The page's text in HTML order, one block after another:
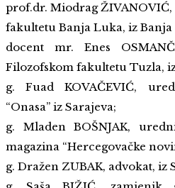
prof.dr. Miodrag
fakultetu Banja Luka, iz Banja
docent mr. Enes
Filozofskom fakultetu Tuzla,
g. Fuad KOVAČEVIĆ,
“Onasa” iz Sarajeva;
g. Mladen BOŠNJAK,
magazina “Hercegovačke
g. Dražen ZUBAK, advokat, iz